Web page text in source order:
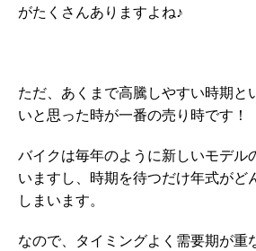
がたくさんありますよね♪
ただ、あくまで高騰しやすい時期と
いと思った時が一番の売り時です！
バイクは毎年のように新しいモデル
いますし、時期を待つだけ年式がど
しまいます。
なので、タイミングよく需要期が重